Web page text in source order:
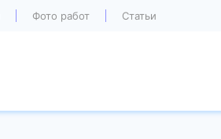
Фото работ Статьи